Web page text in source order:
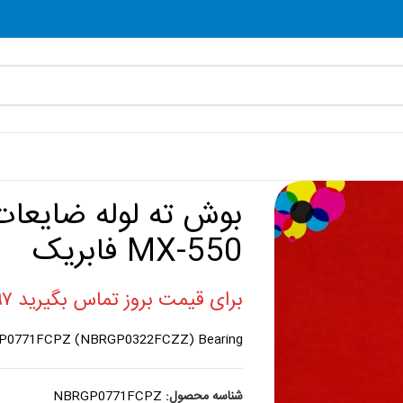
بوش ته لوله
MX-550 فابریک
برای قیمت بروز تماس بگیرید ۰۲۱۸۸۸۶۰۷۹۷
(NBRGP0322FCZZ) Bearing
شناسه محصول: NBRGP0771FCPZ